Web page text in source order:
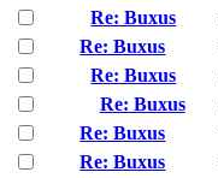
Re: Buxus
Re: Buxus
Re: Buxus
Re: Buxus
Re: Buxus
Re: Buxus